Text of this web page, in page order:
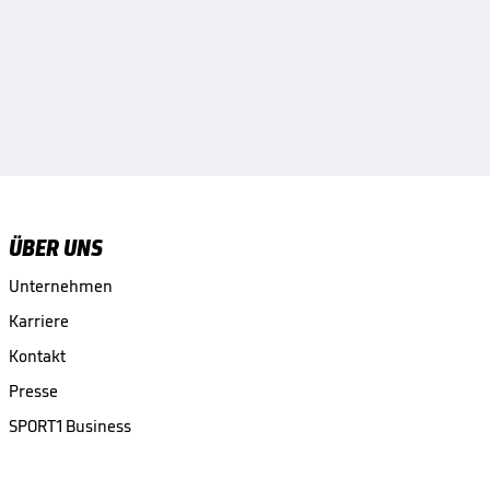
ÜBER UNS
Unternehmen
Karriere
Kontakt
Presse
SPORT1 Business